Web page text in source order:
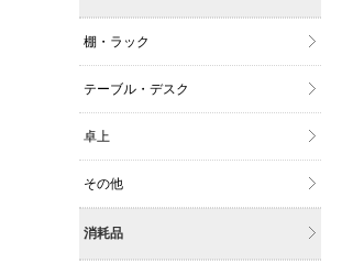
棚・ラック
テーブル・デスク
卓上
その他
消耗品